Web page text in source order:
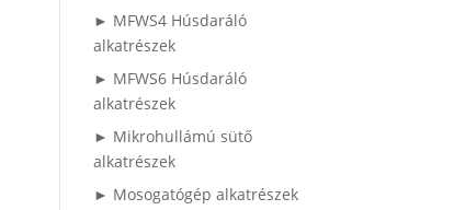
► MFWS4 Húsdaráló
alkatrészek
► MFWS6 Húsdaráló
alkatrészek
► Mikrohullámú sütő
alkatrészek
► Mosogatógép alkatrészek